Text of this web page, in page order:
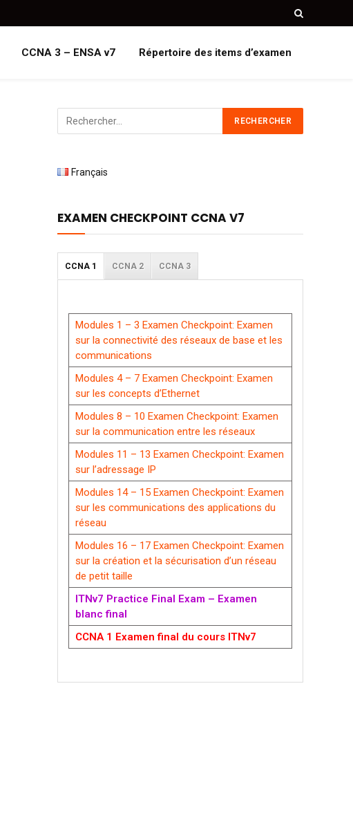
CCNA 3 – ENSA v7 Répertoire des items d’examen
Français
EXAMEN CHECKPOINT CCNA V7
CCNA 1 CCNA 2 CCNA 3
Modules 1 – 3 Examen Checkpoint: Examen
sur la connectivité des réseaux de base et les
communications
Modules 4 – 7 Examen Checkpoint: Examen
sur les concepts d’Ethernet
Modules 8 – 10 Examen Checkpoint: Examen
sur la communication entre les réseaux
Modules 11 – 13 Examen Checkpoint: Examen
sur l’adressage IP
Modules 14 – 15 Examen Checkpoint: Examen
sur les communications des applications du
réseau
Modules 16 – 17 Examen Checkpoint: Examen
sur la création et la sécurisation d’un réseau
de petit taille
ITNv7 Practice Final Exam – Examen
blanc final
CCNA 1 Examen final du cours ITNv7